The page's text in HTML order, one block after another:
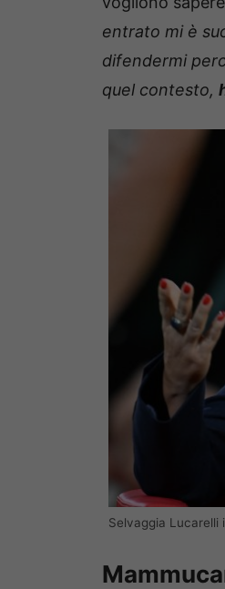
entrato mi è
difendermi
quel contesto,
Selvaggia Lucarelli